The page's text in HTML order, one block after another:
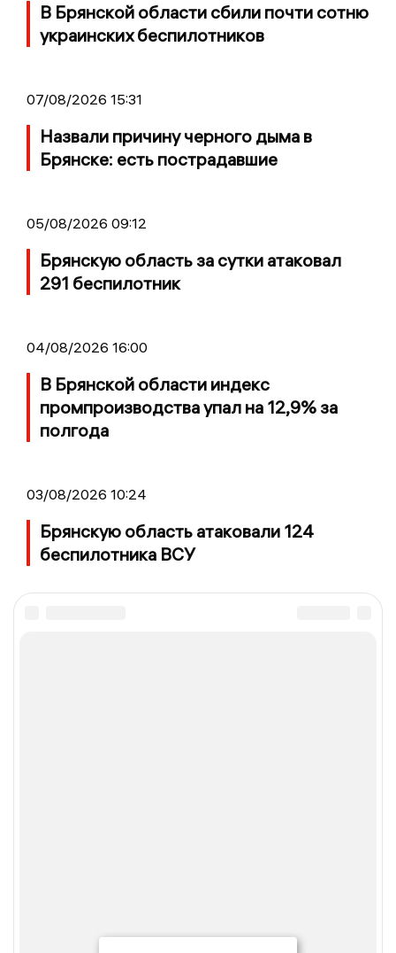
В Брянской области сбили почти сотню
украинских беспилотников
07/08/2026 15:31
Назвали причину черного дыма в
Брянске: есть пострадавшие
05/08/2026 09:12
Брянскую область за сутки атаковал
291 беспилотник
04/08/2026 16:00
В Брянской области индекс
промпроизводства упал на 12,9% за
полгода
03/08/2026 10:24
Брянскую область атаковали 124
беспилотника ВСУ